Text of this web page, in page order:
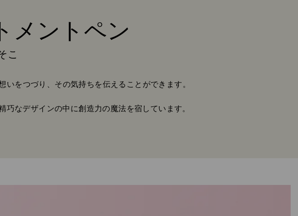
メントペン
こ
をつづり、その気持ちを伝えることができます。
巧なデザインの中に創造力の魔法を宿しています。